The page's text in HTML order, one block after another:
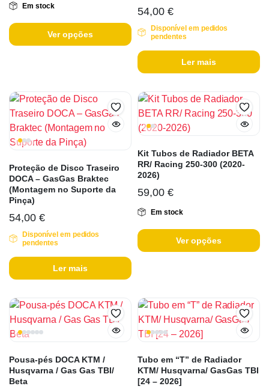
Em stock
Ver opções
54,00 €
Disponível em pedidos
pendentes
Ler mais
Proteção de Disco Traseiro
DOCA – GasGas Braktec
(Montagem no Suporte da
Pinça)
54,00 €
Disponível em pedidos
pendentes
Ler mais
Kit Tubos de Radiador BETA
RR/ Racing 250-300 (2020-
2026)
59,00 €
Em stock
Ver opções
Pousa-pés DOCA KTM /
Husqvarna / Gas Gas TBI/
Beta
Tubo em “T” de Radiador
KTM/ Husqvarna/ GasGas TBI
[24 – 2026]